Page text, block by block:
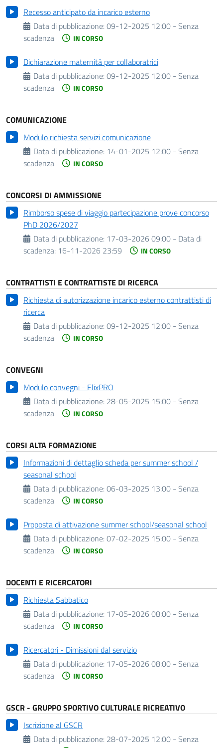
Recesso anticipato da incarico esterno
Data di pubblicazione:09-12-2025 12:00 - Senza
scadenza
IN CORSO
Dichiarazione maternità per collaboratrici
Data di pubblicazione:09-12-2025 12:00 - Senza
scadenza
IN CORSO
COMUNICAZIONE
Modulo richiesta servizi comunicazione
Data di pubblicazione: 14-01-2025 12:00 - Senza
scadenza
IN CORSO
CONCORSI DI AMMISSIONE
Rimborso spese di viaggio partecipazione prove concorso
PhD 2026/2027
Data di pubblicazione: 17-03-2026 09:00 - Data di
scadenza: 16-11-2026 23:59 IN CORSO
CONTRATTISTI E CONTRATTISTE DI RICERCA
Richiesta di autorizzazione incarico esterno contrattisti di
ricerca
Data di pubblicazione:09-12-2025 12:00 - Senza
scadenza
IN CORSO
CONVEGNI
Modulo convegni - ElixPRO
Data di pubblicazione: 28-05-2025 15:00 - Senza
scadenza
IN CORSO
CORSI ALTA FORMAZIONE
Informazioni di dettaglio scheda per summer school /
seasonal school
Data di pubblicazione:06-03-2025 13:00 - Senza
scadenza
IN CORSO
Proposta di attivazione summer school/seasonal school
Data di pubblicazione:07-02-2025 15:00 - Senza
scadenza
IN CORSO
DOCENTI E RICERCATORI
Richiesta Sabbatico
Data di pubblicazione: 17-05-2026 08:00 - Senza
scadenza
IN CORSO
Ricercatori - Dimissioni dal servizio
Data di pubblicazione: 17-05-2026 08:00 - Senza
scadenza
IN CORSO
GSCR - GRUPPO SPORTIVO CULTURALE RICREATIVO
Iscrizione al GSCR
Data di pubblicazione: 28-07-2025 12:00 - Senza